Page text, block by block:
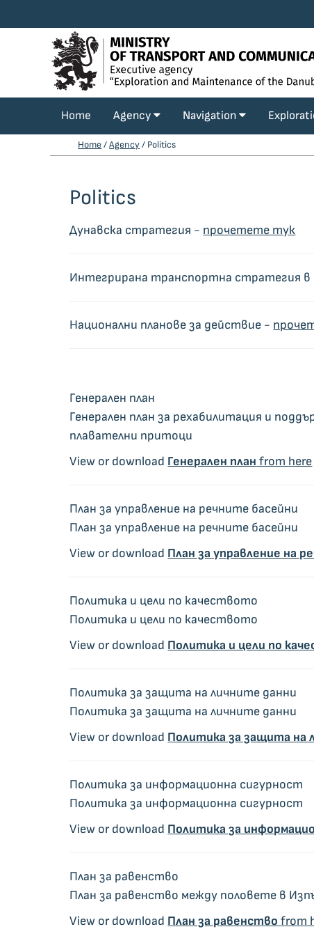
Home Agency Navigation
Home/Agency/ Politics
Politics
Дунавска стратегия - прочетете тук
Интегрирана транспортна стратегия в
Национални планове за действие -
Генерален план
Генерален план за рехабилитация и
плавателни притоци
View or download Генерален план from here
План за управление на речните басейни
План за управление на речните басейни
View or download План за управление на
Политика и цели по качеството
Политика и цели по качеството
View or download Политика и цели по
Политика за защита на личните данни
Политика за защита на личните данни
View or download Политика за защита на
Политика за информационна сигурност
Политика за информационна сигурност
View or download Политика за
План за равенство
План за равенство между половете в
View or download План за равенствоfrom